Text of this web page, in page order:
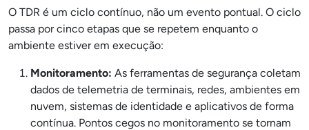
O TDR é um ciclo contínuo, não um evento pontual. O ciclo
passa por cinco etapas que se repetem enquanto o
ambiente estiver em execução:
Monitoramento: As ferramentas de segurança coletam
dados de telemetria de terminais, redes, ambientes em
nuvem, sistemas de identidade e aplicativos de forma
contínua. Pontos cegos no monitoramento se tornam